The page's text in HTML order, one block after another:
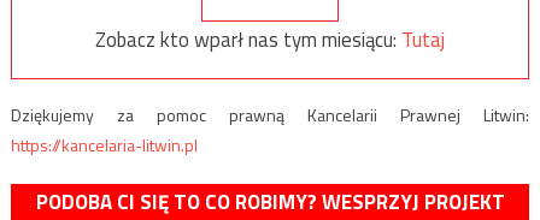
Zobacz kto wparł nas tym miesiącu: Tutaj
Dziękujemy za pomoc prawną Kancelarii Prawnej Litwin:
https://kancelaria-litwin.pl
PODOBA CI SIĘ TO CO ROBIMY? WESPRZYJ PROJEKT